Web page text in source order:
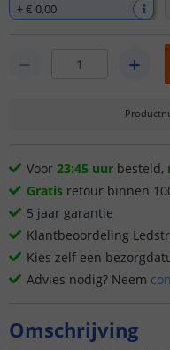
+€ 0,00
Voor 23:45 uur besteld,
Gratis retour binnen
5 jaar garantie
Klantbeoordeling
Kies zelf een
Advies nodig? Neem
Omschrijving